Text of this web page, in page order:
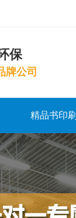
保
牌公司
精品书印刷